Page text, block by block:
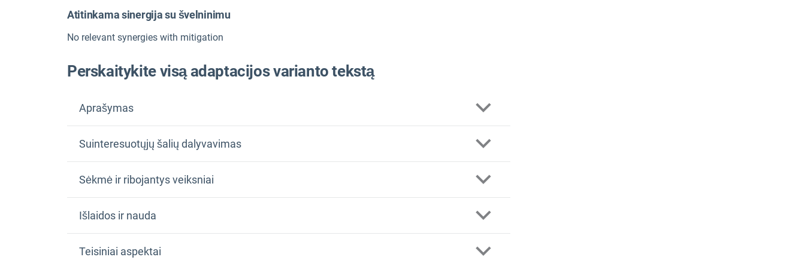
Atitinkama sinergija su švelninimu
No relevant synergies with mitigation
Perskaitykite visą adaptacijos varianto tekstą
Aprašymas
Suinteresuotųjų šalių dalyvavimas
Sėkmė ir ribojantys veiksniai
Išlaidos ir nauda
Teisiniai aspektai